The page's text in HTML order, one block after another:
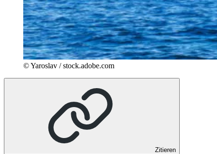
© Yaroslav / stock.adobe.com
Zitieren